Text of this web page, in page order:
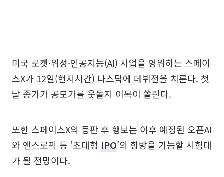
미국 로켓·위성·인공지능(AI) 사업을 영위하는 스페이
스X가 12일(현지시간) 나스닥에 데뷔전을 치른다. 첫
날 종가가 공모가를 웃돌지 이목이 쏠린다.
또한 스페이스X의 등판 후 행보는 이후 예정된 오픈AI
와 앤스로픽 등 ‘초대형 IPO’의 향방을 가늠할 시험대
가 될 전망이다.